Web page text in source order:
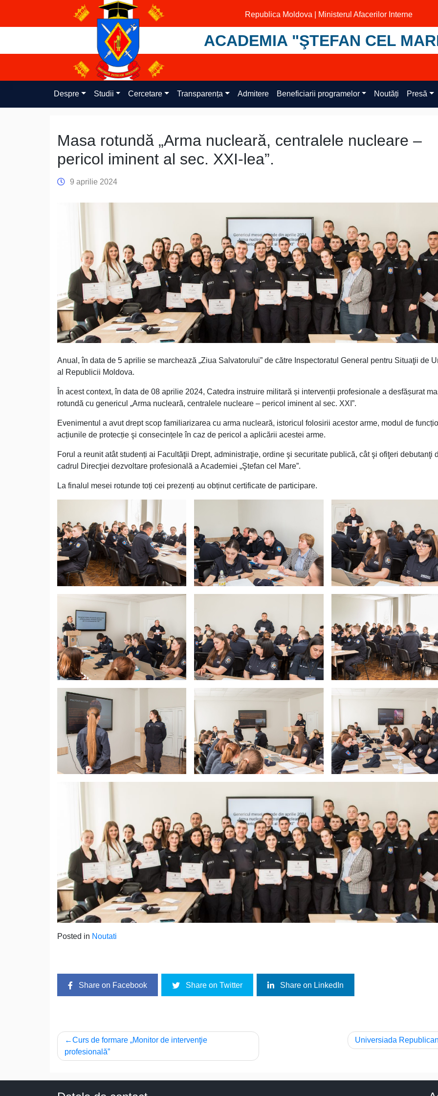
content
Republica Moldova | Ministerul Afacerilor Interne
ACADEMIA "ŞTEFAN CEL
Despre Studii Cercetare Transparența Admitere Beneficiarii programelor Noutăți Presă
Masa rotundă „Arma nucleară, centralele nucleare –
pericol iminent al sec. XXI-lea”.
9 aprilie 2024
Anual, în data de 5 aprilie se marchează „Ziua Salvatorului” de către Inspectoratul General pentru Situaţii de
al Republicii Moldova.
În acest context, în data de 08 aprilie 2024, Catedra instruire militară și intervenții profesionale a desfășurat
rotundă cu genericul „Arma nucleară, centralele nucleare – pericol iminent al sec. XXI”.
Evenimentul a avut drept scop familiarizarea cu arma nucleară, istoricul folosirii acestor arme, modul de
acțiunile de protecție şi consecințele în caz de pericol a aplicării acestei arme.
Forul a reunit atât studenți ai Facultăţii Drept, administraţie, ordine şi securitate publică, cât şi ofiţeri debutanţi
cadrul Direcţiei dezvoltare profesională a Academiei „Ştefan cel Mare”.
La finalul mesei rotunde toți cei prezenți au obținut certificate de participare.
Posted in Noutati
Share on Facebook Share on Twitter Share on LinkedIn
Navigare
în
articole
Curs de formare „Monitor de intervenţie
profesională”
Universiada